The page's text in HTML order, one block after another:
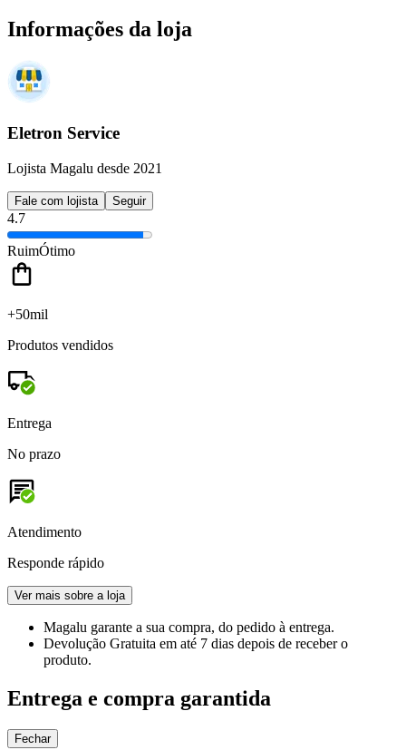
Informações da loja
Eletron Service
Lojista Magalu desde 2021
Fale com lojista Seguir
4.7
RuimÓtimo
+50mil
Produtos vendidos
Entrega
No prazo
Atendimento
Responde rápido
Ver mais sobre a loja
Magalu garante a sua compra, do pedido à entrega.
Devolução Gratuita em até 7 dias depois de receber o
produto.
Entrega e compra garantida
Fechar